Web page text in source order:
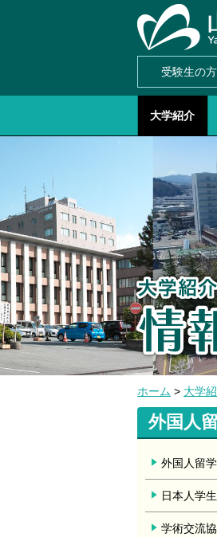
受験生の方
大学紹介
ホーム > 大学
外国人
外国人留
日本人学
学術交流